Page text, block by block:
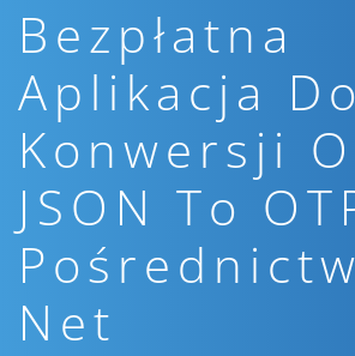
Bezpłatna
Aplikacja Do
Konwersji
JSON To
Net